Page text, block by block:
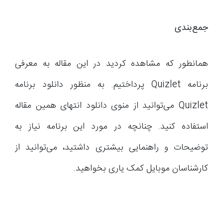
جمع‌بندی
همانطور که مشاهده کردید در این مقاله به معرفی
برنامه Quizlet پرداختیم. به منظور دانلود برنامه
Quizlet می‌توانید از منوی دانلود انتهای همین مقاله
استفاده کنید. چنانچه در مورد این برنامه نیاز به
توضیحات و راهنمایی بیشتری داشتید، می‌توانید از
کارشناسان موبایل کمک یاری بخواهید.